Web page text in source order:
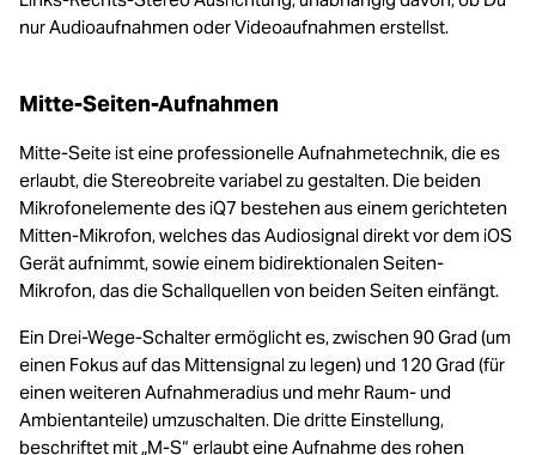
nur Audioaufnahmen oder Videoaufnahmen erstellst.
Mitte-Seiten-Aufnahmen
Mitte-Seite ist eine professionelle Aufnahmetechnik, die es
erlaubt, die Stereobreite variabel zu gestalten. Die beiden
Mikrofonelemente des iQ7 bestehen aus einem gerichteten
Mitten-Mikrofon, welches das Audiosignal direkt vor dem iOS
Gerät aufnimmt, sowie einem bidirektionalen Seiten-
Mikrofon, das die Schallquellen von beiden Seiten einfängt.
Ein Drei-Wege-Schalter ermöglicht es, zwischen 90 Grad (um
einen Fokus auf das Mittensignal zu legen) und 120 Grad (für
einen weiteren Aufnahmeradius und mehr Raum- und
Ambientanteile) umzuschalten. Die dritte Einstellung,
beschriftet mit „M-S“ erlaubt eine Aufnahme des rohen